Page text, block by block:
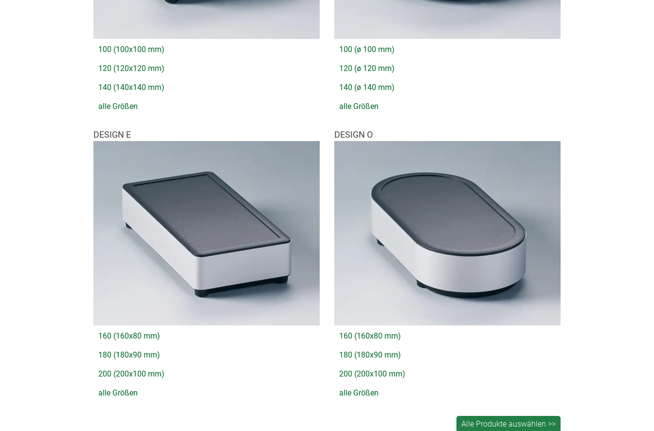
100 (100x100 mm)
120 (120x120 mm)
140 (140x140 mm)
alle Größen
100 (ø 100 mm)
120 (ø 120 mm)
140 (ø 140 mm)
alle Größen
DESIGN E
160 (160x80 mm)
180 (180x90 mm)
200 (200x100 mm)
alle Größen
DESIGN O
160 (160x80 mm)
180 (180x90 mm)
200 (200x100 mm)
alle Größen